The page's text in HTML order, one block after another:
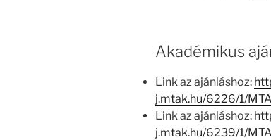
Akadémikus
Link az ajánláshoz:
j.mtak.hu/6226/1/
Link az ajánláshoz:
j.mtak.hu/6239/1/